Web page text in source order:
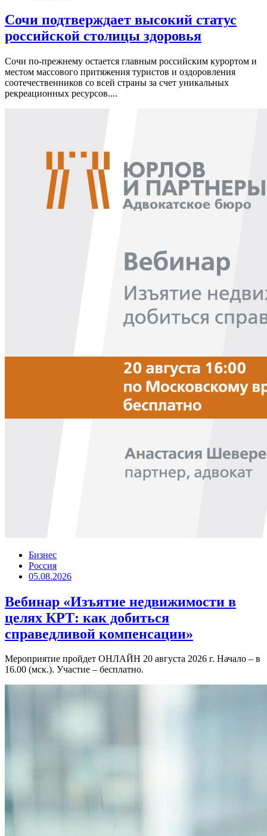
Сочи подтверждает высокий статус
российской столицы здоровья
Сочи по-прежнему остается главным российским курортом и
местом массового притяжения туристов и оздоровления
соотечественников со всей страны за счет уникальных
рекреационных ресурсов....
Бизнес
Россия
05.08.2026
Вебинар «Изъятие недвижимости в
целях КРТ: как добиться
справедливой компенсации»
Мероприятие пройдет ОНЛАЙН 20 августа 2026 г. Начало – в
16.00 (мск.). Участие – бесплатно.